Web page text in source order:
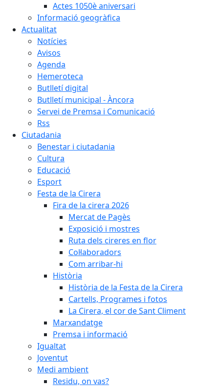
Actes 1050è aniversari
Informació geogràfica
Actualitat
Notícies
Avisos
Agenda
Hemeroteca
Butlletí digital
Butlletí municipal - Àncora
Servei de Premsa i Comunicació
Rss
Ciutadania
Benestar i ciutadania
Cultura
Educació
Esport
Festa de la Cirera
Fira de la cirera 2026
Mercat de Pagès
Exposició i mostres
Ruta dels cireres en flor
Col·laboradors
Com arribar-hi
Història
Història de la Festa de la Cirera
Cartells, Programes i fotos
La Cirera, el cor de Sant Climent
Marxandatge
Premsa i informació
Igualtat
Joventut
Medi ambient
Residu, on vas?